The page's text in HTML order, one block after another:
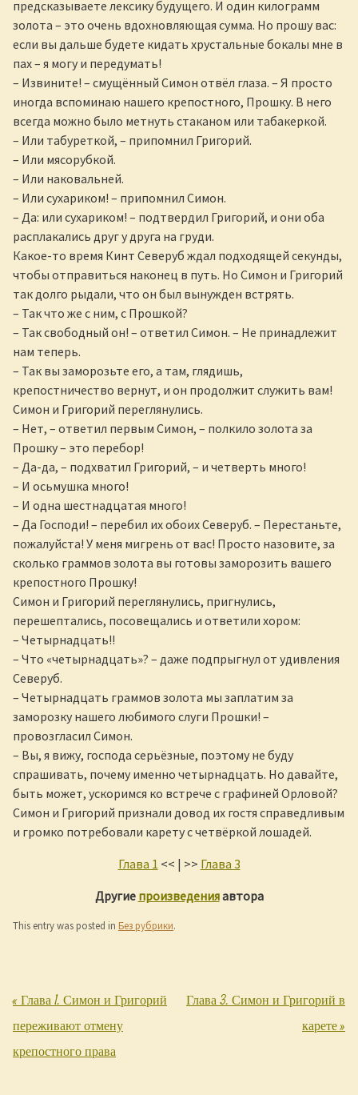
предсказываете лексику будущего. И один килограмм
золота – это очень вдохновляющая сумма. Но прошу вас:
если вы дальше будете кидать хрустальные бокалы мне в
пах – я могу и передумать!
– Извините! – смущённый Симон отвёл глаза. – Я просто
иногда вспоминаю нашего крепостного, Прошку. В него
всегда можно было метнуть стаканом или табакеркой.
– Или табуреткой, – припомнил Григорий.
– Или мясорубкой.
– Или наковальней.
– Или сухариком! – припомнил Симон.
– Да: или сухариком! – подтвердил Григорий, и они оба
расплакались друг у друга на груди.
Какое-то время Кинт Северуб ждал подходящей секунды,
чтобы отправиться наконец в путь. Но Симон и Григорий
так долго рыдали, что он был вынужден встрять.
– Так что же с ним, с Прошкой?
– Так свободный он! – ответил Симон. – Не принадлежит
нам теперь.
– Так вы заморозьте его, а там, глядишь,
крепостничество вернут, и он продолжит служить вам!
Симон и Григорий переглянулись.
– Нет, – ответил первым Симон, – полкило золота за
Прошку – это перебор!
– Да-да, – подхватил Григорий, – и четверть много!
– И осьмушка много!
– И одна шестнадцатая много!
– Да Господи! – перебил их обоих Северуб. – Перестаньте,
пожалуйста! У меня мигрень от вас! Просто назовите, за
сколько граммов золота вы готовы заморозить вашего
крепостного Прошку!
Симон и Григорий переглянулись, пригнулись,
перешептались, посовещались и ответили хором:
– Четырнадцать!!
– Что «четырнадцать»? – даже подпрыгнул от удивления
Северуб.
– Четырнадцать граммов золота мы заплатим за
заморозку нашего любимого слуги Прошки! –
провозгласил Симон.
– Вы, я вижу, господа серьёзные, поэтому не буду
спрашивать, почему именно четырнадцать. Но давайте,
быть может, ускоримся ко встрече с графиней Орловой?
Симон и Григорий признали довод их гостя справедливым
и громко потребовали карету с четвёркой лошадей.
Глава 1 << | >> Глава 3
Другие произведенияавтора
This entry was posted in Без рубрики.
Post navigation
«Глава 1. Симон и Григорий
переживают отмену
крепостного права
Глава 3. Симон и Григорий в
карете»